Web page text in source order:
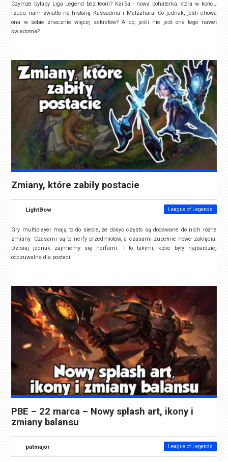
Czymże byłaby Liga Legend bez teorii? Kai'Sa - nowa bohaterka, która w końcu
rzuca nam światło na historię Kassadina i Malzahara. Co jednak, jeśli chowa
ona w sobie znacznie więcej sekretów? A co, jeśli nie jest ona tego nawet
świadoma?
Zmiany, które zabiły postacie
LightBow League of Legends
Gry multiplayer mają to do siebie, że dosyć często są dodawane do nich różne
zmiany. Czasami są to nerfy przedmiotów, a czasami zupełnie nowe zaklęcia.
Dzisiaj jednak zajmiemy się nerfami. I to takimi, które były najbardziej
odczuwalne dla postaci!
PBE – 22 marca – Nowy splash art, ikony i
zmiany balansu
patmajor League of Legends